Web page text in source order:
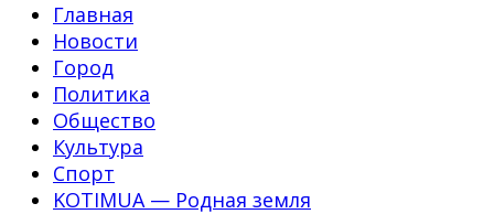
Главная
Новости
Город
Политика
Общество
Культура
Спорт
KOTIMUA — Родная земля